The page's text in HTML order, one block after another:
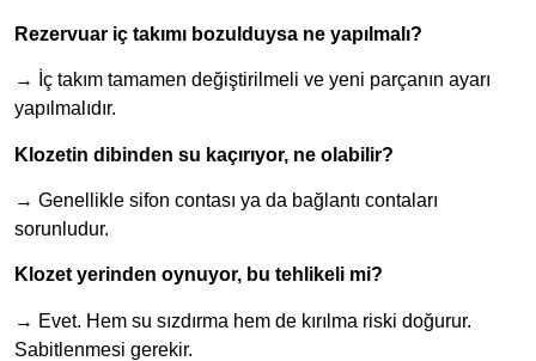
Rezervuar iç takımı bozulduysa ne yapılmalı?
→ İç takım tamamen değiştirilmeli ve yeni parçanın ayarı
yapılmalıdır.
Klozetin dibinden su kaçırıyor, ne olabilir?
→ Genellikle sifon contası ya da bağlantı contaları
sorunludur.
Klozet yerinden oynuyor, bu tehlikeli mi?
→ Evet. Hem su sızdırma hem de kırılma riski doğurur.
Sabitlenmesi gerekir.